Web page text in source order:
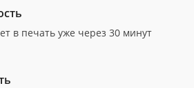
в печать уже через 30 минут